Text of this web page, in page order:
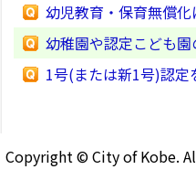
幼児教育・保育無償化
幼稚園や認定こども
1号(または新1号)認定
Copyright © City of Kobe.